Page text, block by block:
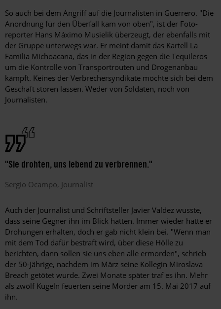
So auch bei dem Angriff auf die Journalisten in Guerrero. "Die
Anordnung für den Überfall kam von oben", ist der Foto­
reporter Hans Máximo Musielik überzeugt, der ebenfalls mit
der Gruppe unterwegs war. Er meint damit das Kartell La
Familia Michoacana, das in der Region gegen die Tequileros
um die Kontrolle von Transportrouten und Drogenanbau
kämpft. Keines der Verbrechersyndikate möchte sich bei dem
Geschäft stören lassen. Weder von Soldaten, noch von
Journalisten.
"Sie drohten, uns lebend zu verbrennen."
Sergio Ocampo Journalist
Auch der Journalist und Schriftsteller Javier Valdez wusste,
dass seine Gegner ihn im Blick hatten. Immer wieder hatte er
Drohungen erhalten, doch er gab nicht klein bei. "Wenn man
mit dem Tod dafür bestraft wird, über diese Hölle zu
berichten, dann sollen sie uns eben alle ermorden", schrieb
der 50-Jährige, nachdem im März seine Kollegin Miroslava
Breach getötet wurde. Zwei Monate später traf es ihn. Mehr
als zwölf Kugeln feuerten seine Mörder am 15. Mai 2017 auf
ihn.